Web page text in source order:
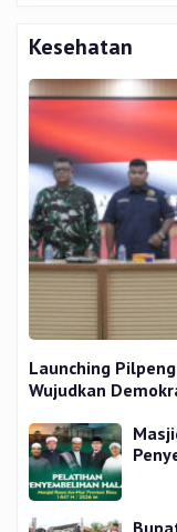
Kesehatan
Launching
Wujudkan